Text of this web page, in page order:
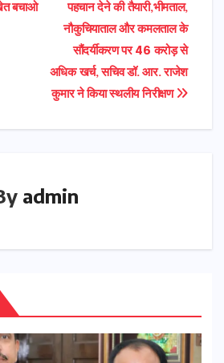
पहचान देने की तैयारी,भीमताल,
नौकुचियाताल और कमलताल के
सौंदर्यीकरण पर 46 करोड़ से
अधिक खर्च, सचिव डॉ. आर. राजेश
कुमार ने किया स्थलीय निरीक्षण
बचाओ
admin